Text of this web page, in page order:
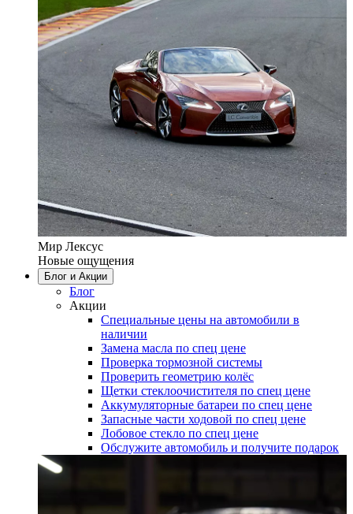
Мир Лексус
Новые ощущения
Блог и Акции
Блог
Акции
Специальные цены на автомобили в
наличии
Замена масла по спец цене
Проверка тормозной системы
Проверить геометрию колёс
Щетки стеклоочистителя по спец цене
Аккумуляторные батареи по спец цене
Запасные части ходовой по спец цене
Лобовое стекло по спец цене
Обслужите автомобиль и получите подарок